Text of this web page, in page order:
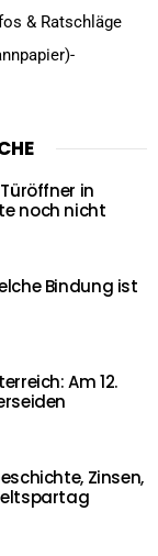
& Ratschläge
in
noch nicht
Bindung ist
Am 12.
Zinsen,